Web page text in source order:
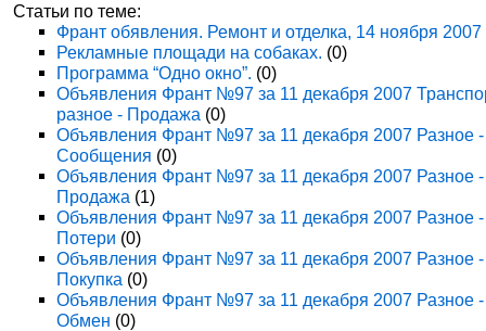
Статьи по теме:
Франт обявления. Ремонт и отделка, 14 ноября 2007
Рекламные площади на собаках. (0)
Программа “Одно окно”. (0)
Объявления Франт №97 за 11 декабря 2007
разное - Продажа (0)
Объявления Франт №97 за 11 декабря 2007 Разное -
Сообщения (0)
Объявления Франт №97 за 11 декабря 2007 Разное -
Продажа (1)
Объявления Франт №97 за 11 декабря 2007 Разное -
Потери (0)
Объявления Франт №97 за 11 декабря 2007 Разное -
Покупка (0)
Объявления Франт №97 за 11 декабря 2007 Разное -
Обмен (0)